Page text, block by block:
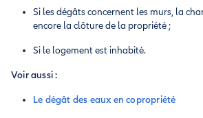
Si les dégâts concernent les murs, la
encore la clôture de la propriété ;
Si le logement est inhabité.
Voir aussi :
Le dégât des eaux en copropriété